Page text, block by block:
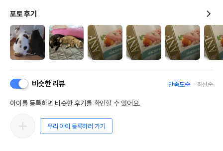
포토 후기
비슷한 리뷰 만족도순 최신순
아이를 등록하면 비슷한 후기를 확인할 수 있어요.
우리 아이 등록하러 가기